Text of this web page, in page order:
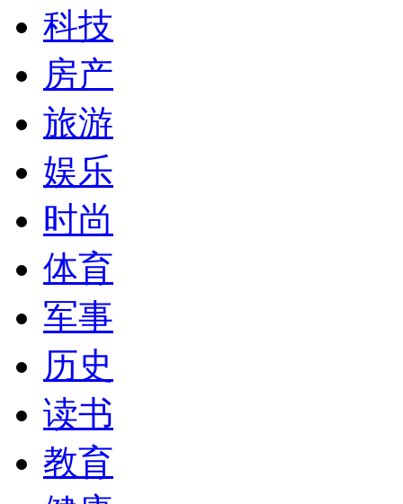
科技
房产
旅游
娱乐
时尚
体育
军事
历史
读书
教育